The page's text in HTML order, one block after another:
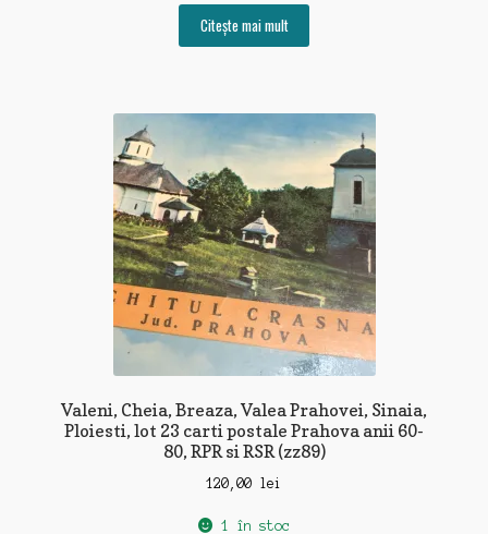
Citește mai mult
Valeni, Cheia, Breaza, Valea Prahovei, Sinaia,
Ploiesti, lot 23 carti postale Prahova anii 60-
80, RPR si RSR (zz89)
120,00 lei
1 în stoc